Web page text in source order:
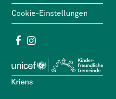
Cookie-Einstellungen
Social Media
Facebook